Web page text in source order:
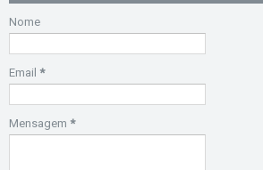
Nome
Email *
Mensagem *